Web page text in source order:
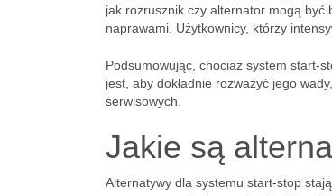
jak rozrusznik czy alternator mogą
naprawami. Użytkownicy, którzy
Podsumowując, chociaż system start-
jest, aby dokładnie rozważyć jego
serwisowych.
Jakie są
Alternatywy dla systemu start-stop